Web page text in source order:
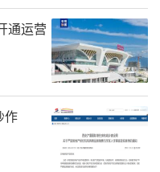
溉，只是规模大小
的三角形地带里，
址四十多处。
引水蓄水灌溉工程
藏丰富的天然“水
通运营
作